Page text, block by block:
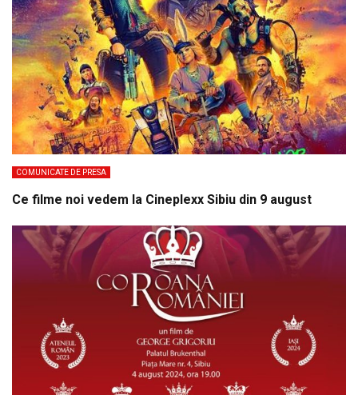
COMUNICATE DE PRESA
Ce filme noi vedem la Cineplexx Sibiu din 9 august